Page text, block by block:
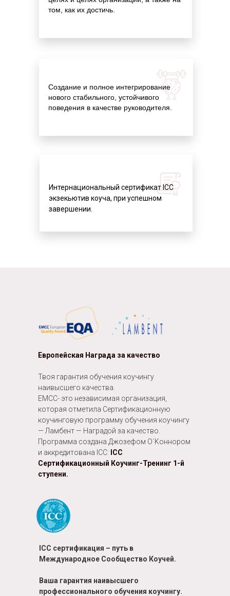
том, как их достичь.
Создание и полное интегрирование
нового стабильного, устойчивого
поведения в качестве руководителя.
Интернациональный сертификат ICC
экзекьютив коуча, при успешном
завершении.
Европейская Награда за качествo
Твоя гарантия обучения коучингу
наивысшего качества.
EMCC- это независимая организация,
которая отметила Cертификационную
коучинговую программу обучения коучингу
— Ламбент — Наградой за качество.
Программа создана Джозефом О´Kоннором
и аккредитована ICC: ICC
Сертификационный Коучинг-Тренинг 1-й
ступени.
ICC сертификация – путь в
Международное Сообщество Коучей.
Ваша гарантия наивысшего
профессионального обучения коучингу.